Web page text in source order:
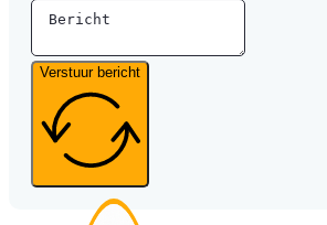
Verstuur bericht